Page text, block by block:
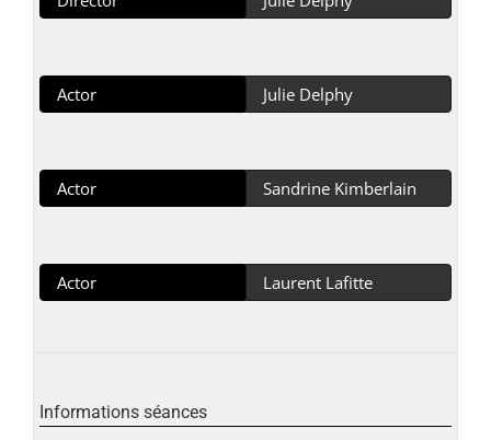
Actor Julie Delphy
Actor Sandrine Kimberlain
Actor Laurent Lafitte
Informations séances